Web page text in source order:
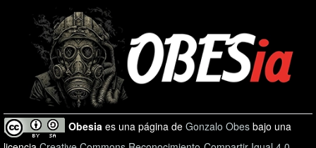
Obesia es una página de Gonzalo Obes bajo una